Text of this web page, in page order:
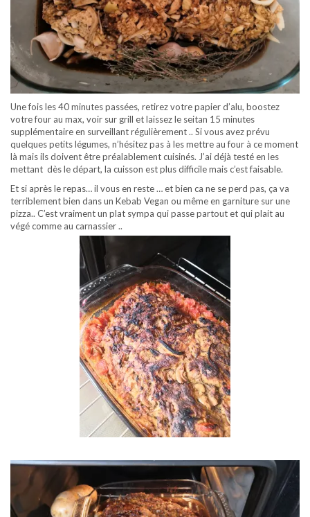
Une fois les 40 minutes passées, retirez votre papier d’alu, boostez
votre four au max, voir sur grill et laissez le seitan 15 minutes
supplémentaire en surveillant régulièrement .. Si vous avez prévu
quelques petits légumes, n’hésitez pas à les mettre au four à ce moment
là mais ils doivent être préalablement cuisinés. J’ai déjà testé en les
mettant dès le départ, la cuisson est plus difficile mais c’est faisable.
Et si après le repas… il vous en reste … et bien ca ne se perd pas, ça va
terriblement bien dans un Kebab Vegan ou même en garniture sur une
pizza.. C’est vraiment un plat sympa qui passe partout et qui plait au
végé comme au carnassier ..